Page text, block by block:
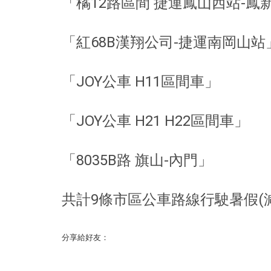
「紅68B漢翔公司-捷運南岡山站」
「JOY公車 H11區間車」
「JOY公車 H21 H22區間車」
「8035B路 旗山-內門」
共計9條市區公車路線行駛暑假(
分享給好友：